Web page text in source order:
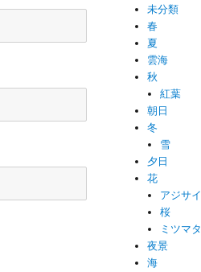
未分類
春
夏
雲海
秋
紅葉
朝日
冬
雪
夕日
花
アジサイ
桜
ミツマタ
夜景
海